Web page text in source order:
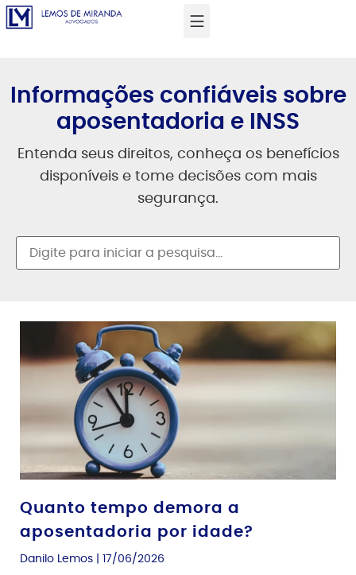
Informações confiáveis sobre
aposentadoria e INSS
Entenda seus direitos, conheça os benefícios
disponíveis e tome decisões com mais
segurança.
Quanto tempo demora a
aposentadoria por idade?
Danilo Lemos 17/06/2026